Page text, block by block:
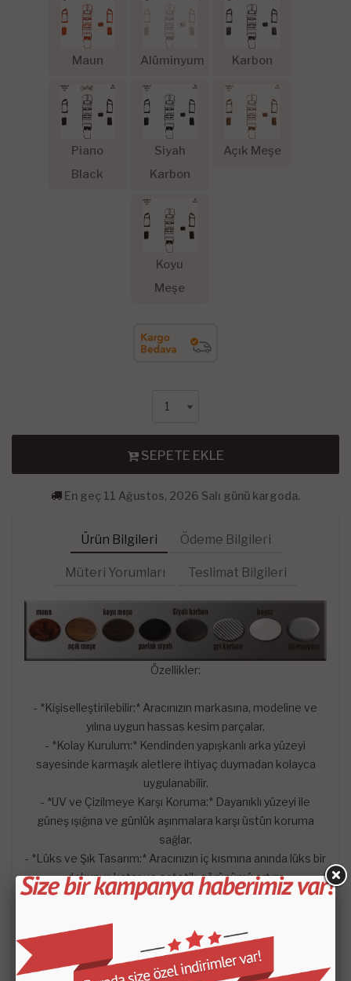
Maun Alüminyum Karbon
Piano
Black
Siyah
Karbon
Açık Meşe
Koyu
Meşe
SEPETE EKLE
En geç 11 Ağustos, 2026 Salı günü kargoda.
Ürün Bilgileri Ödeme Bilgileri
Müteri Yorumları Teslimat Bilgileri
Özellikler:
- *Kişiselleştirilebilir:* Aracınızın markasına, modeline ve
yılına uygun hassas kesim parçalar.
- *Kolay Kurulum:* Kendinden yapışkanlı arka yüzeyi
sayesinde karmaşık aletlere ihtiyaç duymadan kolayca
uygulanabilir.
- *UV ve Çizilmeye Karşı Koruma:* Dayanıklı yüzeyi ile
güneş ışığına ve günlük aşınmalara karşı üstün koruma
sağlar.
- *Lüks ve Şık Tasarım:* Aracınızın iç kısmına anında lüks bir
dokunuş katar ve estetik görünümü artırır.
Faydalar:
görünüm kazandırır.
- *Koruma:* Orijinal gösterge paneli yüzeyini koruyarak
uzun ömürlü kullanım sağlar.